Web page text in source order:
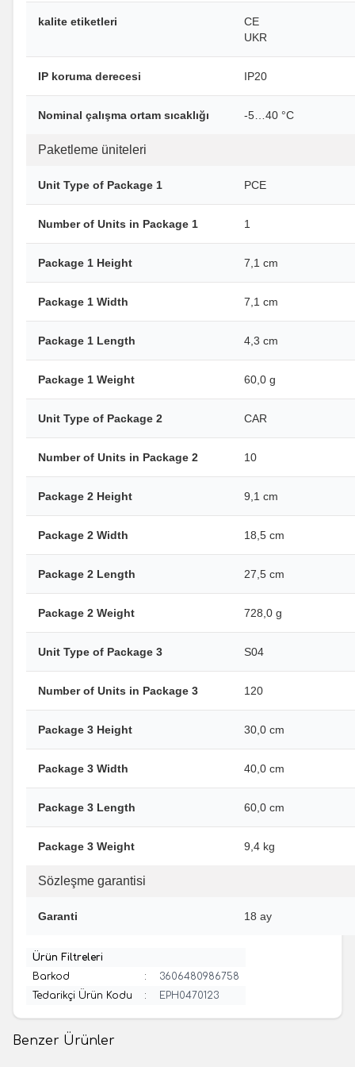
kalite etiketleri
CE
UKR
IP koruma derecesi IP20
Nominal çalışma ortam sıcaklığı -5…40 °C
Paketleme üniteleri
Unit Type of Package 1 PCE
Number of Units in Package 1 1
Package 1 Height 7,1 cm
Package 1 Width 7,1 cm
Package 1 Length 4,3 cm
Package 1 Weight 60,0 g
Unit Type of Package 2 CAR
Number of Units in Package 2 10
Package 2 Height 9,1 cm
Package 2 Width 18,5 cm
Package 2 Length 27,5 cm
Package 2 Weight 728,0 g
Unit Type of Package 3 S04
Number of Units in Package 3 120
Package 3 Height 30,0 cm
Package 3 Width 40,0 cm
Package 3 Length 60,0 cm
Package 3 Weight 9,4 kg
Sözleşme garantisi
Garanti 18 ay
Ürün Filtreleri
Barkod
:
3606480986758
Tedarikçi Ürün Kodu
: EPH0470123
Benzer Ürünler